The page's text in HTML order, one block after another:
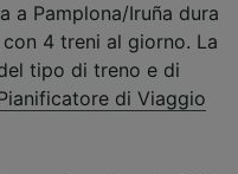
a Pamplona/Iruña dura
4 treni al giorno. La
tipo di treno e di
di Viaggio